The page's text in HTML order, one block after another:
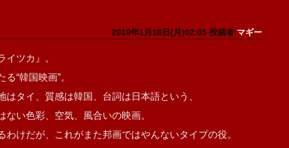
2010年1月18日(月)02:05 投稿者 マギー
イツカ』。
“韓国映画”。
タイ、質感は韓国、台詞は日本語という、
ない色彩、空気、風合いの映画。
わけだが、これがまた邦画ではやんないタイプの役。